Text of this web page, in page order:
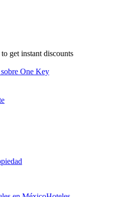
get instant discounts
One Key